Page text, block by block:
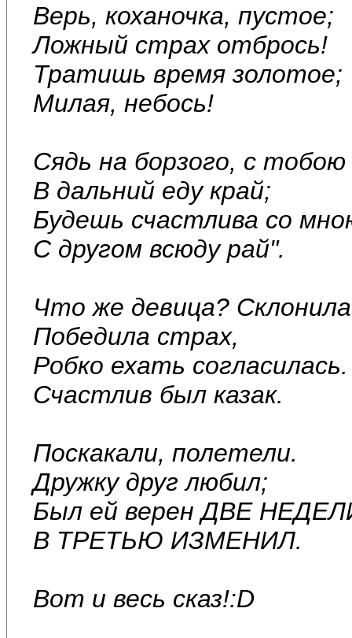
Верь, коханочка, пустое;
Ложный страх отбрось!
Тратишь время золотое;
Милая, небось!
Сядь на борзого, с тобою
В дальний еду край;
Будешь счастлива со
С другом всюду рай".
Что же девица?
Победила страх,
Робко ехать согласилась.
Счастлив был казак.
Поскакали, полетели.
Дружку друг любил;
Был ей верен ДВЕ
В ТРЕТЬЮ ИЗМЕНИЛ.
Вот и весь сказ!:D